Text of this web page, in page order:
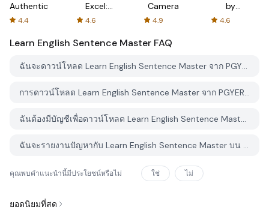
Authenticator
4.4
Excel:
Spreadsheets
4.6
Camera
4.9
by
AFTVnews
4.6
Learn English Sentence Master FAQ
ฉันจะดาวน์โหลด Learn English Sentence Master จาก PGYER APK HUB อย่างไร?
การดาวน์โหลด Learn English Sentence Master จาก PGYER APK HUB ฟรีหรือไม่?
ฉันต้องมีบัญชีเพื่อดาวน์โหลด Learn English Sentence Master จาก PGYER APK HUB หรือไม่?
ฉันจะรายงานปัญหากับ Learn English Sentence Master บน PGYER APK HUB ได้อย่างไร?
คุณพบคำแนะนำนี้มีประโยชน์หรือไม่ ใช่ ไม่
ยอดนิยมที่สุด